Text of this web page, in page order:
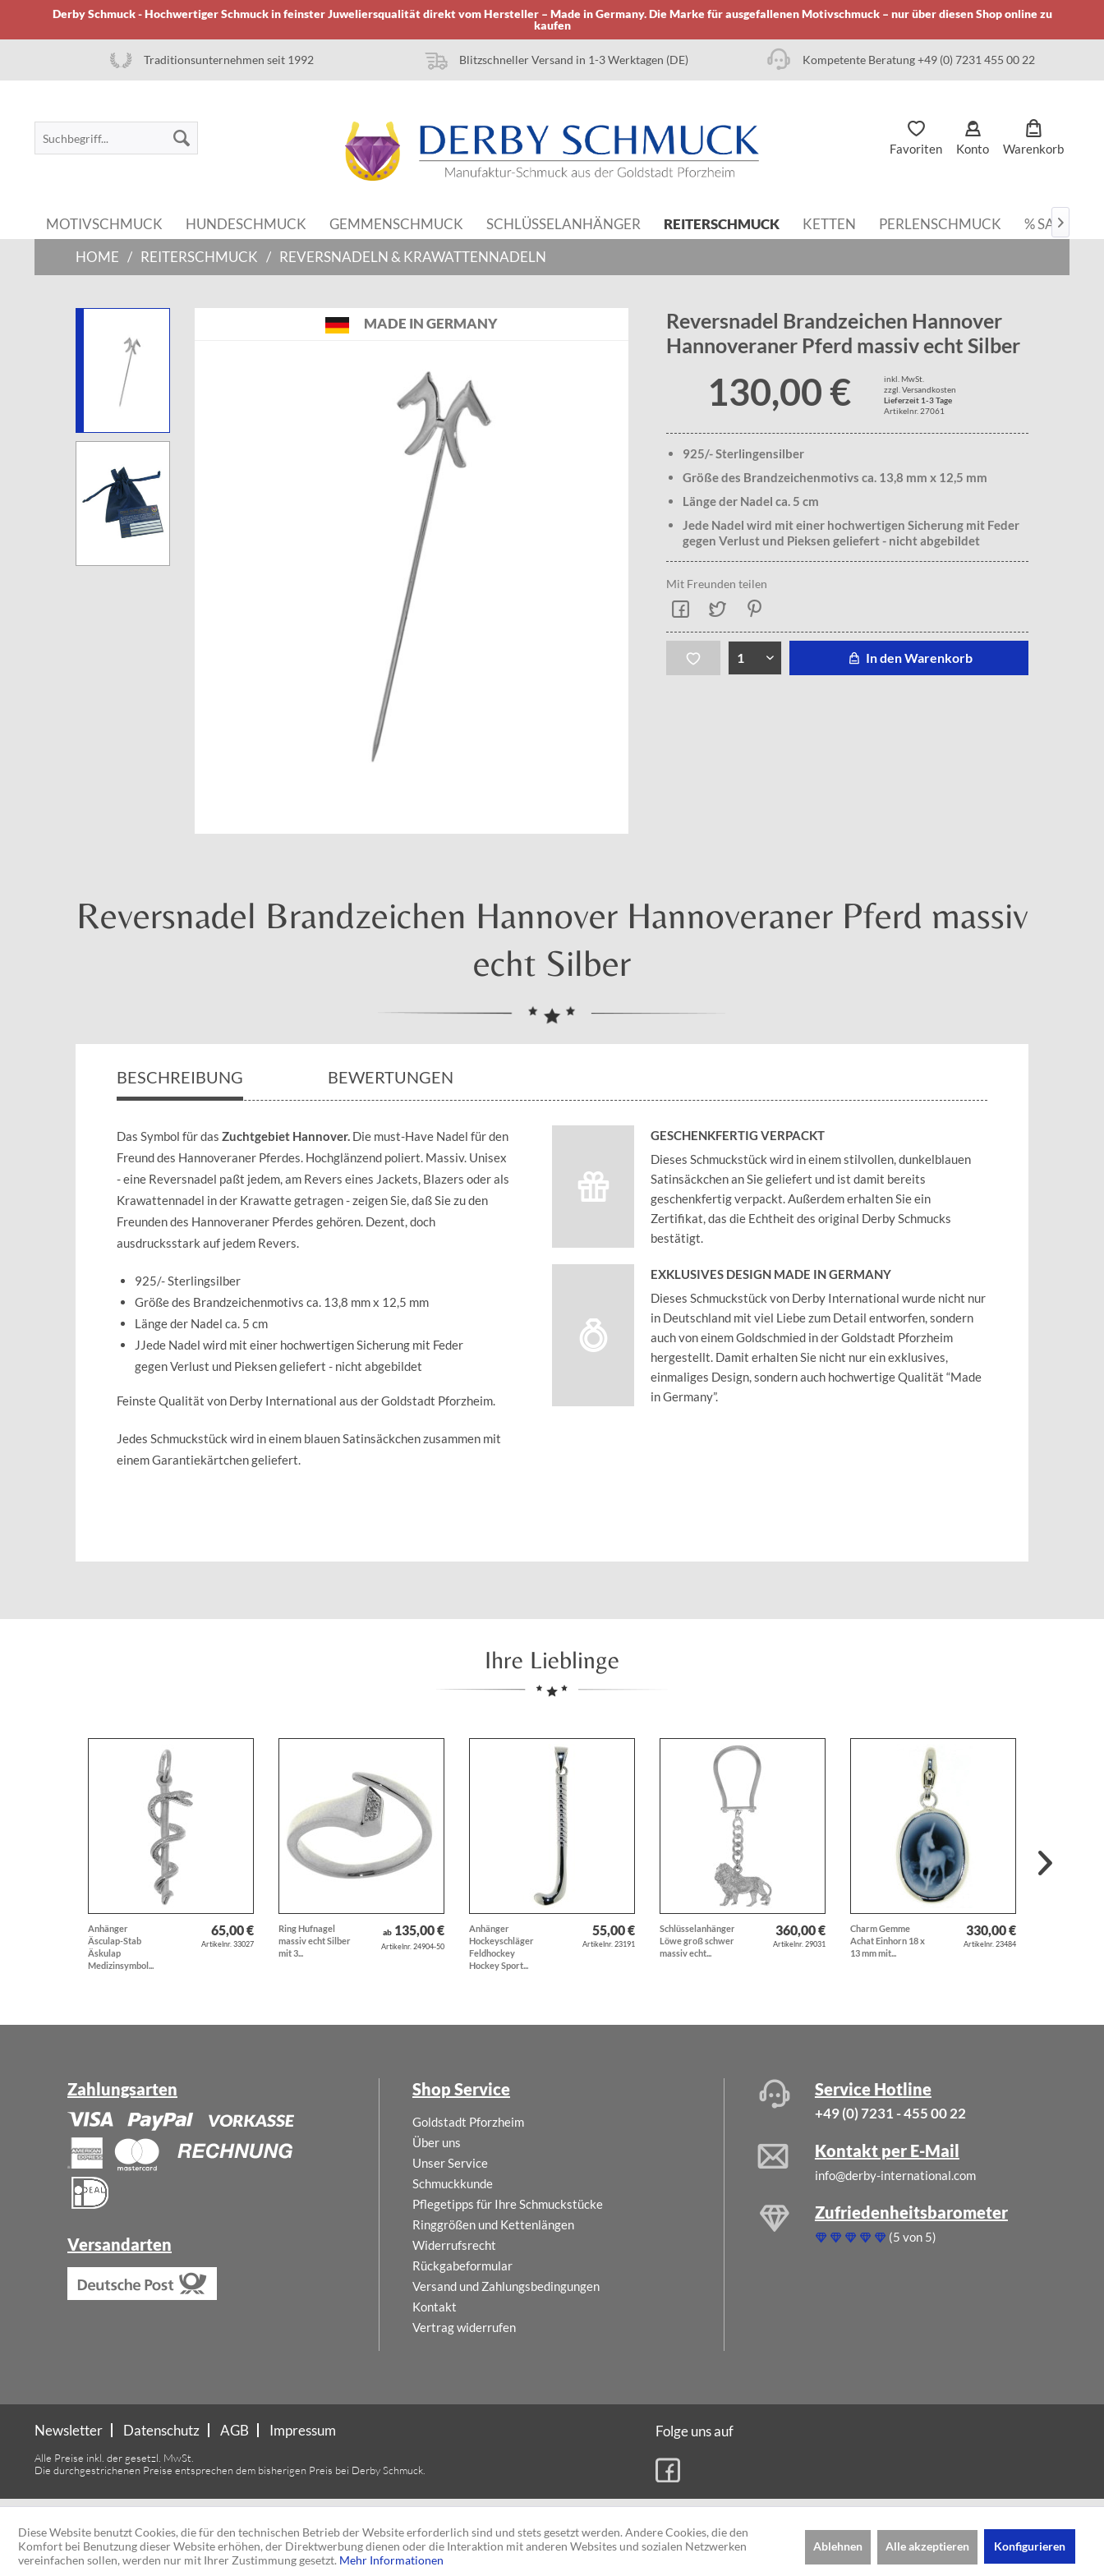
Derby Schmuck - Hochwertiger Schmuck in feinster Juweliersqualität direkt vom Hersteller – Made in Germany. Die Marke für ausgefallenen Motivschmuck – nur über diesen Shop online zu
kaufen
Traditionsunternehmen seit 1992 Blitzschneller Versand in 1-3 Werktagen (DE) Kompetente Beratung +49 (0) 7231 455 00 22
Favoriten Konto Warenkorb
MOTIVSCHMUCK HUNDESCHMUCK GEMMENSCHMUCK SCHLÜSSELANHÄNGER REITERSCHMUCK KETTEN PERLENSCHMUCK % SALE

HOME / REITERSCHMUCK / REVERSNADELN & KRAWATTENNADELN
MADE IN GERMANY
Reversnadel Brandzeichen Hannover
Hannoveraner Pferd massiv echt Silber
130,00 €
inkl. MwSt.
zzgl. Versandkosten
Lieferzeit 1-3 Tage
Artikelnr. 27061
925/- Sterlingensilber
Größe des Brandzeichenmotivs ca. 13,8 mm x 12,5 mm
Länge der Nadel ca. 5 cm
Jede Nadel wird mit einer hochwertigen Sicherung mit Feder
gegen Verlust und Pieksen geliefert - nicht abgebildet
Mit Freunden teilen
In den Warenkorb
Reversnadel Brandzeichen Hannover Hannoveraner Pferd massiv
echt Silber
BESCHREIBUNG BEWERTUNGEN
Das Symbol für das Zuchtgebiet Hannover. Die must-Have Nadel für den
Freund des Hannoveraner Pferdes. Hochglänzend poliert. Massiv. Unisex
- eine Reversnadel paßt jedem, am Revers eines Jackets, Blazers oder als
Krawattennadel in der Krawatte getragen - zeigen Sie, daß Sie zu den
Freunden des Hannoveraner Pferdes gehören. Dezent, doch
ausdrucksstark auf jedem Revers.
925/- Sterlingsilber
Größe des Brandzeichenmotivs ca. 13,8 mm x 12,5 mm
Länge der Nadel ca. 5 cm
JJede Nadel wird mit einer hochwertigen Sicherung mit Feder
gegen Verlust und Pieksen geliefert - nicht abgebildet
Feinste Qualität von Derby International aus der Goldstadt Pforzheim.
Jedes Schmuckstück wird in einem blauen Satinsäckchen zusammen mit
einem Garantiekärtchen geliefert.
GESCHENKFERTIG VERPACKT
Dieses Schmuckstück wird in einem stilvollen, dunkelblauen
Satinsäckchen an Sie geliefert und ist damit bereits
geschenkfertig verpackt. Außerdem erhalten Sie ein
Zertifikat, das die Echtheit des original Derby Schmucks
bestätigt.
EXKLUSIVES DESIGN MADE IN GERMANY
Dieses Schmuckstück von Derby International wurde nicht nur
in Deutschland mit viel Liebe zum Detail entworfen, sondern
auch von einem Goldschmied in der Goldstadt Pforzheim
hergestellt. Damit erhalten Sie nicht nur ein exklusives,
einmaliges Design, sondern auch hochwertige Qualität “Made
in Germany”.
Ihre Lieblinge
Anhänger
Äsculap-Stab
Äskulap
Medizinsymbol...
65,00 €
Artikelnr. 33027
Ring Hufnagel
massiv echt Silber
mit 3...
ab 135,00 €
Artikelnr. 24904-50
Anhänger
Hockeyschläger
Feldhockey
Hockey Sport...
55,00 €
Artikelnr. 23191
Schlüsselanhänger
Löwe groß schwer
massiv echt...
360,00 €
Artikelnr. 29031
Charm Gemme
Achat Einhorn 18 x
13 mm mit...
330,00 €
Artikelnr. 23484
Zahlungsarten
Versandarten
Shop Service
Goldstadt Pforzheim
Über uns
Unser Service
Schmuckkunde
Pflegetipps für Ihre Schmuckstücke
Ringgrößen und Kettenlängen
Widerrufsrecht
Rückgabeformular
Versand und Zahlungsbedingungen
Kontakt
Vertrag widerrufen
Service Hotline
+49 (0) 7231 - 455 00 22
Kontakt per E-Mail
info@derby-international.com
Zufriedenheitsbarometer
(5 von 5)
Newsletter Datenschutz AGB Impressum
Alle Preise inkl. der gesetzl. MwSt.
Die durchgestrichenen Preise entsprechen dem bisherigen Preis bei Derby Schmuck.
Folge uns auf
Diese Website benutzt Cookies, die für den technischen Betrieb der Website erforderlich sind und stets gesetzt werden. Andere Cookies, die den
Komfort bei Benutzung dieser Website erhöhen, der Direktwerbung dienen oder die Interaktion mit anderen Websites und sozialen Netzwerken
vereinfachen sollen, werden nur mit Ihrer Zustimmung gesetzt. Mehr Informationen
Ablehnen Alle akzeptieren Konfigurieren